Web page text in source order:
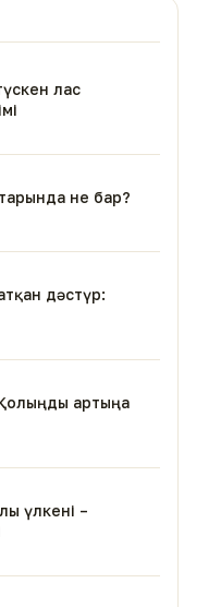
лас
не бар?
дәстүр:
артыңа
үлкені –